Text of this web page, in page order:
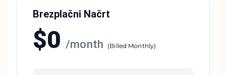
Brezplačni Načrt
$0 /month (Billed Monthly)